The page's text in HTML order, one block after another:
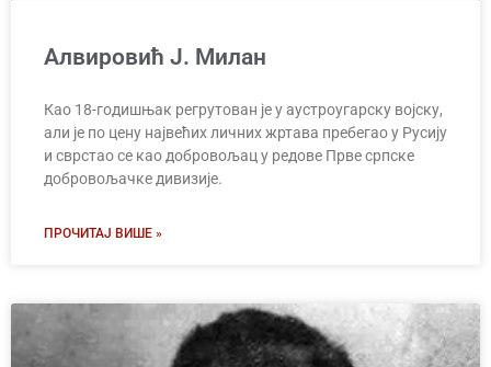
Алвировић Ј. Милан
Као 18-годишњак регрутован је у аустроугарску војску,
али је по цену највећих личних жртава пребегао у Русију
и сврстао се као добровољац у редове Прве српске
добровољачке дивизије.
ПРОЧИТАЈ ВИШЕ »